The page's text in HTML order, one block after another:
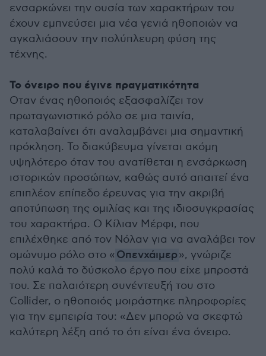
ενσαρκώνει την ουσία των χαρακτήρων του
έχουν εμπνεύσει μια νέα γενιά ηθοποιών να
αγκαλιάσουν την πολύπλευρη φύση της
τέχνης.
To όνειρο που έγινε πραγματικότητα
Οταν ένας ηθοποιός εξασφαλίζει τον
πρωταγωνιστικό ρόλο σε μια ταινία,
καταλαβαίνει ότι αναλαμβάνει μια σημαντική
πρόκληση. Το διακύβευμα γίνεται ακόμη
υψηλότερο όταν του ανατίθεται η ενσάρκωση
ιστορικών προσώπων, καθώς αυτό απαιτεί ένα
επιπλέον επίπεδο έρευνας για την ακριβή
αποτύπωση της ομιλίας και της ιδιοσυγκρασίας
του χαρακτήρα. Ο Κίλιαν Μέρφι, που
επιλέχθηκε από τον Νόλαν για να αναλάβει τον
ομώνυμο ρόλο στο « Οπενχάιμερ», γνώριζε
πολύ καλά το δύσκολο έργο που είχε μπροστά
του. Σε παλαιότερη συνέντευξή του στο
Collider, ο ηθοποιός μοιράστηκε πληροφορίες
για την εμπειρία του: «Δεν μπορώ να σκεφτώ
καλύτερη λέξη από το ότι είναι ένα όνειρο.